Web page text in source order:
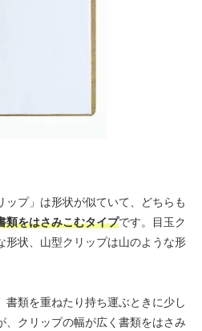
ップ」は形状が似ていて、どちらも
類をはさみこむタイプです。目玉ク
形状、山型クリップは山のような形
類を重ねたり持ち運ぶときに少し
、クリップの幅が広く書類をはさみ